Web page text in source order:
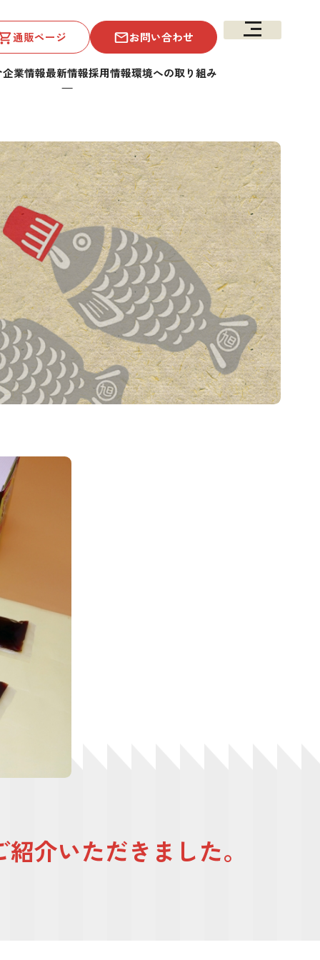
通販ページ お問い合わせ
企業情報最新情報採用情報環境への取り組み
介いただきました。